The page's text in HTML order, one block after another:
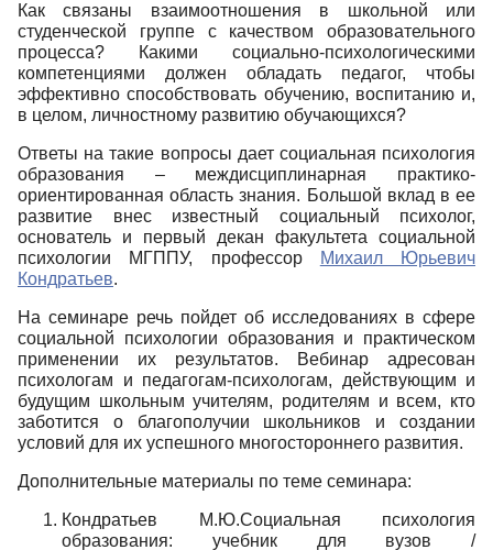
Как связаны взаимоотношения в школьной или
студенческой группе с качеством образовательного
процесса? Какими социально-психологическими
компетенциями должен обладать педагог, чтобы
эффективно способствовать обучению, воспитанию и,
в целом, личностному развитию обучающихся?
Ответы на такие вопросы дает социальная психология
образования – междисциплинарная практико-
ориентированная область знания. Большой вклад в ее
развитие внес известный социальный психолог,
основатель и первый декан факультета социальной
психологии МГППУ, профессор
Михаил Юрьевич
Кондратьев.
На семинаре речь пойдет об исследованиях в сфере
социальной психологии образования и практическом
применении их результатов. Вебинар адресован
психологам и педагогам-психологам, действующим и
будущим школьным учителям, родителям и всем, кто
заботится о благополучии школьников и создании
условий для их успешного многостороннего развития.
Дополнительные материалы по теме семинара:
Кондратьев М.Ю.Социальная психология
образования: учебник для вузов /